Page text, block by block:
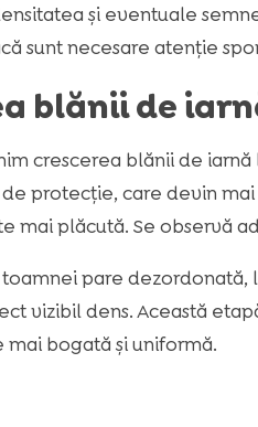
și eventuale
sunt necesare atenție
blănii de
crescerea blănii de
protecție, care devin mai
mai plăcută. Se observă
pare dezordonată,
vizibil dens. Această
bogată și uniformă.